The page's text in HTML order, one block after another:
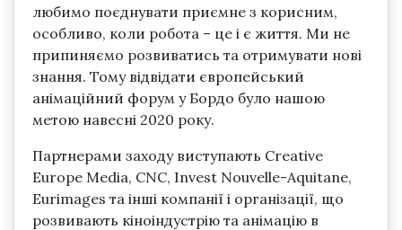
любимо поєднувати приємне з корисним,
особливо, коли робота – це і є життя. Ми не
припиняємо розвиватись та отримувати нові
знання. Тому відвідати європейський
анімаційний форум у Бордо було нашою
метою навесні 2020 року.
Партнерами заходу виступають Creative
Europe Media, CNC, Invest Nouvelle-Aquitane,
Eurimages та інші компанії і організації, що
розвивають кіноіндустрію та анімацію в